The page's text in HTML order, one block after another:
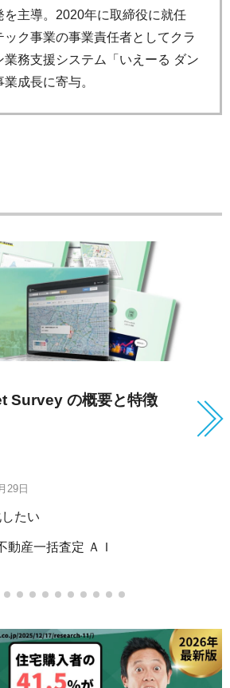
を主導。2020年に取締役に就任
ック事業の事業責任者としてクラ
業務支援システム「いえーる ダン
成長に寄与。
Survey の概要と特徴
29日
たい
動産一括査定 ＡＩ